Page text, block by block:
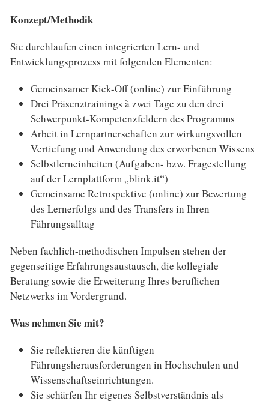
Konzept/Methodik
Sie durchlaufen einen integrierten Lern- und
Entwicklungsprozess mit folgenden Elementen:
Gemeinsamer Kick-Off (online) zur Einführung
Drei Präsenztrainings à zwei Tage zu den drei
Schwerpunkt-Kompetenzfeldern des Programms
Arbeit in Lernpartnerschaften zur wirkungsvollen
Vertiefung und Anwendung des erworbenen Wissens
Selbstlerneinheiten (Aufgaben- bzw. Fragestellung
auf der Lernplattform „blink.it“)
Gemeinsame Retrospektive (online) zur Bewertung
des Lernerfolgs und des Transfers in Ihren
Führungsalltag
Neben fachlich-methodischen Impulsen stehen der
gegenseitige Erfahrungsaustausch, die kollegiale
Beratung sowie die Erweiterung Ihres beruflichen
Netzwerks im Vordergrund.
Was nehmen Sie mit?
Sie reflektieren die künftigen
Führungsherausforderungen in Hochschulen und
Wissenschaftseinrichtungen.
Sie schärfen Ihr eigenes Selbstverständnis als